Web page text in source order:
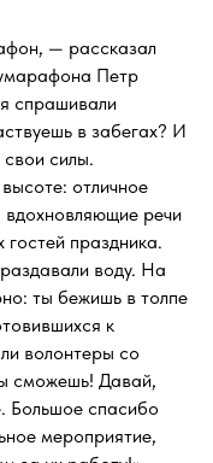
— рассказал
Петр
спрашивали
в забегах? И
силы.
отличное
речи
гостей праздника.
воду. На
ты бежишь в толпе
к
волонтеры со
сможешь! Давай,
Большое спасибо
мероприятие,